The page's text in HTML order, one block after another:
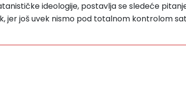
ideologije, postavlja se sledeće
jer još uvek nismo pod totalnom kontrolom